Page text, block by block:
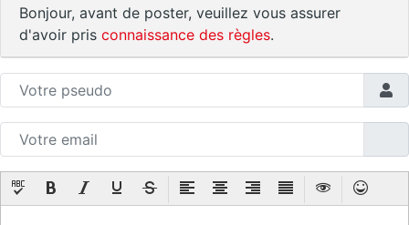
Bonjour, avant de poster, veuillez vous assurer
d'avoir pris connaissance des règles.